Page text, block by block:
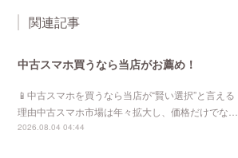
関連記事
中古スマホ買うなら当店がお薦め！
📱中古スマホを買うなら当店が“賢い選択”と言える
理由中古スマホ市場は年々拡大し、価格だけでな…
2026.08.04 04:44